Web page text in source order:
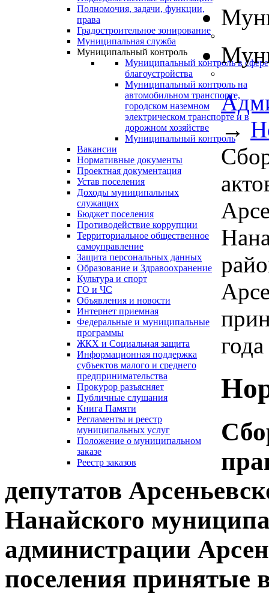
Полномочия, задачи, функции,
права
Градостроительное зонирование
Муниципальная служба
Муниципальный контроль
Муниципальный контроль в сфере
благоустройства
Муниципальный контроль на
автомобильном транспорте,
городском наземном
электрическом транспорте и в
дорожном хозяйстве
Муниципальный контроль
Вакансии
Нормативные документы
Проектная документация
Устав поселения
Доходы муниципальных
служащих
Бюджет поселения
Противодействие коррупции
Территориальное общественное
самоуправление
Защита персональных данных
Образование и Здравоохранение
Культура и спорт
ГО и ЧС
Объявления и новости
Интернет приемная
Федеральные и муниципальные
программы
ЖКХ и Социальная защита
Информационная поддержка
субъектов малого и среднего
предпринимательства
Прокурор разъясняет
Публичные слушания
Книга Памяти
Регламенты и реестр
муниципальных услуг
Положение о муниципальном
заказе
Реестр заказов
→
года
депутатов
Нанайского
администрации
поселения принятые